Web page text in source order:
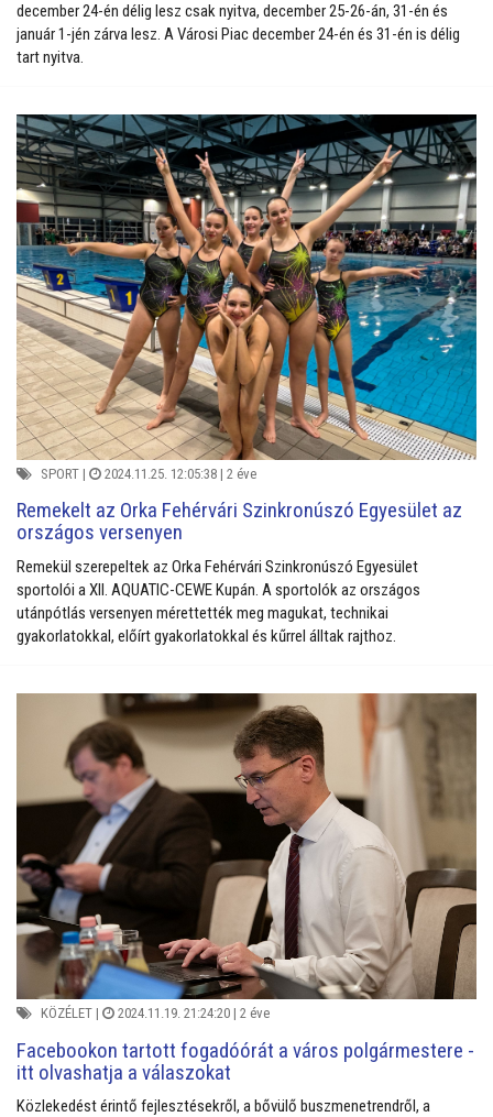
december 24-én délig lesz csak nyitva, december 25-26-án, 31-én és
január 1-jén zárva lesz. A Városi Piac december 24-én és 31-én is délig
tart nyitva.
SPORT | 2024.11.25. 12:05:38 | 2 éve
Remekelt az Orka Fehérvári Szinkronúszó Egyesület az
országos versenyen
Remekül szerepeltek az Orka Fehérvári Szinkronúszó Egyesület
sportolói a XII. AQUATIC-CEWE Kupán. A sportolók az országos
utánpótlás versenyen mérettették meg magukat, technikai
gyakorlatokkal, előírt gyakorlatokkal és kűrrel álltak rajthoz.
KÖZÉLET | 2024.11.19. 21:24:20 | 2 éve
Facebookon tartott fogadóórát a város polgármestere -
itt olvashatja a válaszokat
Közlekedést érintő fejlesztésekről, a bővülő buszmenetrendről, a